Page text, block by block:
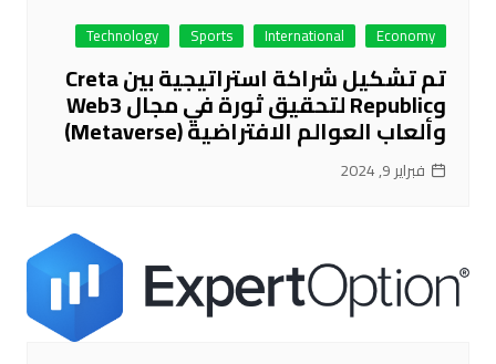
Economy
International
Sports
Technology
تم تشكيل شراكة استراتيجية بين Creta
وRepublic لتحقيق ثورة في مجال Web3
وألعاب العوالم الافتراضية (Metaverse)
فبراير 9, 2024